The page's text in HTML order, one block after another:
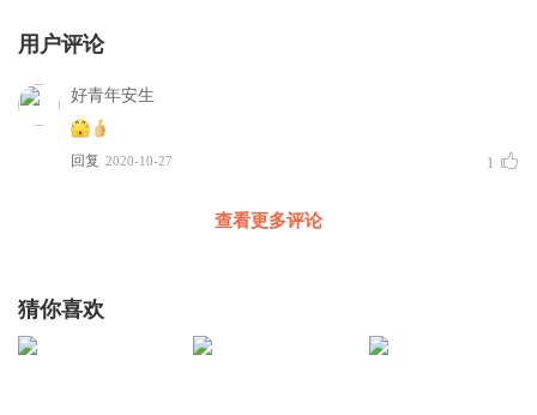
用户评论
好青年安生
回复 2020-10-27 1
查看更多评论
猜你喜欢